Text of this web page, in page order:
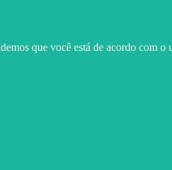
que você está de acordo com o